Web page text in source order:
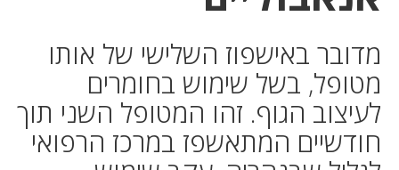
מדובר באישפוז השלישי של אותו
מטופל, בשל שימוש בחומרים
לעיצוב הגוף. זהו המטופל השני תוך
חודשיים המתאשפז במרכז הרפואי